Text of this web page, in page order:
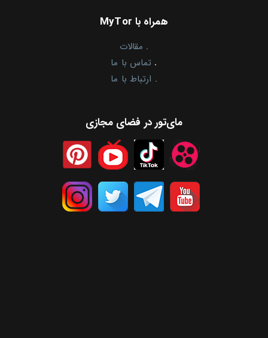
همراه با MyTor
. مقالات
. تماس با ما
. ارتباط با ما
مای‌تور در فضای مجازی